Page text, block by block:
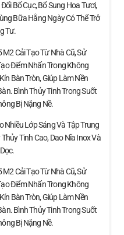
Bố Cục, Bổ Sung Hoa Tươi,
Bữa Hằng Ngày Có Thể Trở
Tư.
Cải Tạo Từ Nhà Cũ, Sử
Điểm Nhấn Trong Không
Bàn Tròn, Giúp Làm Nền
Bình Thủy Tinh Trong Suốt
Bị Nặng Nề.
Nhiều Lớp Sáng Và Tập Trung
Tinh Cao, Dao Nĩa Inox Và
Cải Tạo Từ Nhà Cũ, Sử
Điểm Nhấn Trong Không
Bàn Tròn, Giúp Làm Nền
Bình Thủy Tinh Trong Suốt
Bị Nặng Nề.